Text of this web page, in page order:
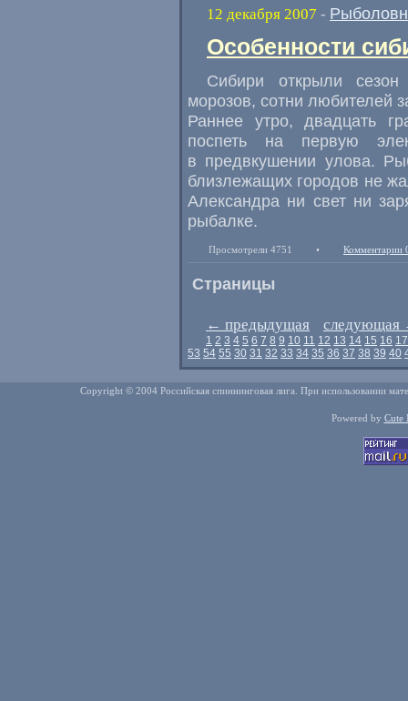
12 декабря 2007 -
Особенности
Сибири открыли
морозов, сотни любителей
Раннее утро, двадцать
поспеть на первую
в предвкушении улова.
близлежащих городов не
Александра ни свет ни
рыбалке.
Просмотрели 4751 • Комментарии
Страницы
← предыдущая следующая
1 2 3 4 5 6 7 8 9 10 11 12 13 14 15 16 17
53 54 55 30 31 32 33 34 35 36 37 38 39 40
Copyright © 2004 Российская спиннинговая лига. При использовании
Powered by Cute